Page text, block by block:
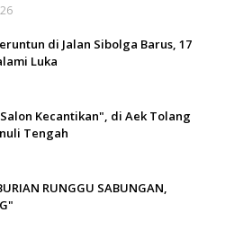
di Jalan Sibolga Barus, 17
Luka
Kecantikan", di Aek Tolang
Tengah
RUNGGU SABUNGAN,